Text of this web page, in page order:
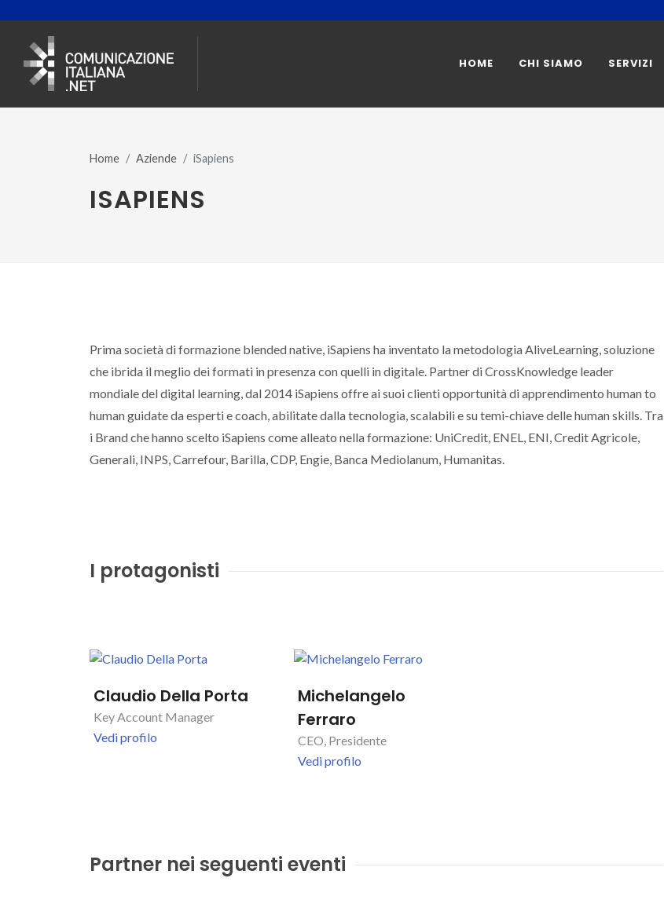
HOME CHI SIAMO SERVIZI
Home Aziende iSapiens
ISAPIENS
Prima società di formazione blended native, iSapiens ha inventato la metodologia AliveLearning, soluzione
che ibrida il meglio dei formati in presenza con quelli in digitale. Partner di CrossKnowledge leader
mondiale del digital learning, dal 2014 iSapiens offre ai suoi clienti opportunità di apprendimento human to
human guidate da esperti e coach, abilitate dalla tecnologia, scalabili e su temi-chiave delle human skills. Tra
i Brand che hanno scelto iSapiens come alleato nella formazione: UniCredit, ENEL, ENI, Credit Agricole,
Generali, INPS, Carrefour, Barilla, CDP, Engie, Banca Mediolanum, Humanitas.
I protagonisti
Claudio Della Porta
Key Account Manager
Vedi profilo
Michelangelo
Ferraro
CEO, Presidente
Vedi profilo
Partner nei seguenti eventi